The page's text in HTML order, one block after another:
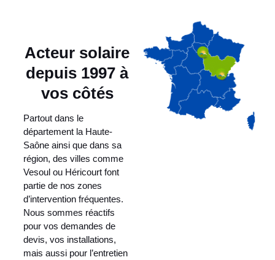
Acteur solaire
depuis 1997 à
vos côtés
Partout dans le
département la Haute-
Saône ainsi que dans sa
région, des villes comme
Vesoul ou Héricourt font
partie de nos zones
d’intervention fréquentes.
Nous sommes réactifs
pour vos demandes de
devis, vos installations,
mais aussi pour l’entretien